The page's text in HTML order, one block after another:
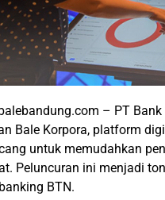
– PT
Bale Korpora, platform
untuk memudahkan
Peluncuran ini menjadi
BTN.